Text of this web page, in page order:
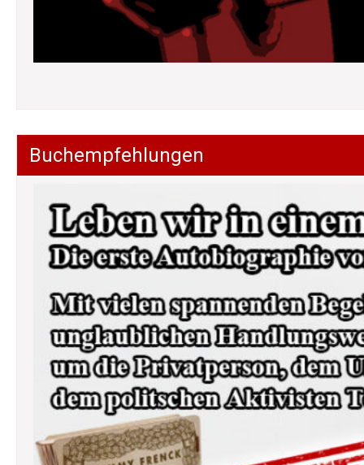
Buchempfehlungen